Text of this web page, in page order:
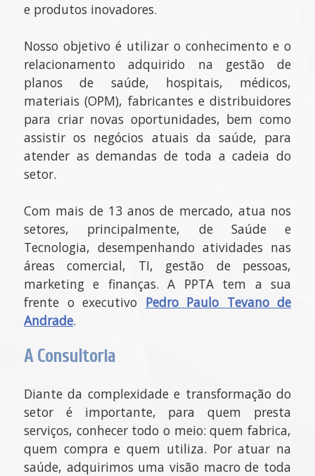
e produtos inovadores.
Nosso objetivo é utilizar o conhecimento e o
relacionamento adquirido na gestão de
planos de saúde, hospitais, médicos,
materiais (OPM), fabricantes e distribuidores
para criar novas oportunidades, bem como
assistir os negócios atuais da saúde, para
atender as demandas de toda a cadeia do
setor.
Com mais de 13 anos de mercado, atua nos
setores, principalmente, de Saúde e
Tecnologia, desempenhando atividades nas
áreas comercial, TI, gestão de pessoas,
marketing e finanças. A PPTA tem a sua
frente o executivo Pedro Paulo Tevano de
Andrade.
A Consultoria
Diante da complexidade e transformação do
setor é importante, para quem presta
serviços, conhecer todo o meio: quem fabrica,
quem compra e quem utiliza. Por atuar na
saúde, adquirimos uma visão macro de toda